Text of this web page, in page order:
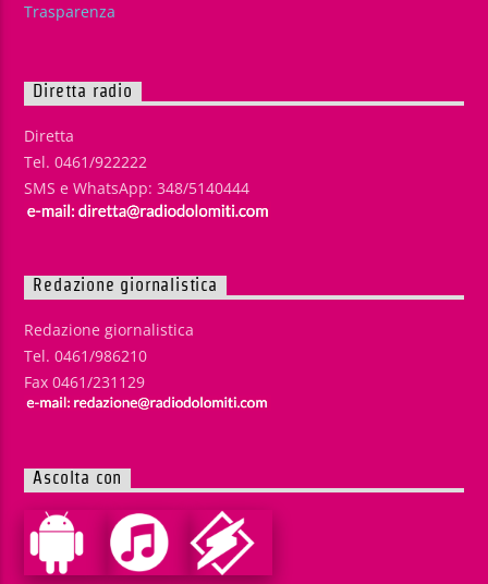
Trasparenza
Diretta radio
Diretta
Tel. 0461/922222
SMS e WhatsApp: 348/5140444
Redazione giornalistica
Redazione giornalistica
Tel. 0461/986210
Fax 0461/231129
Ascolta con